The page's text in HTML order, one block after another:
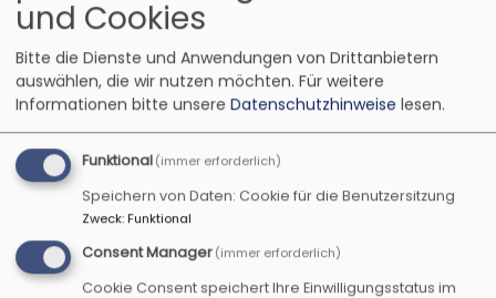
Startseite Aktuelles Programm
April-Juli 2026
und Cookies
Bitte die Dienste und Anwendungen von Drittanbietern
auswählen, die wir nutzen möchten. Für weitere
Informationen bitte unsere Datenschutzhinweise lesen.
Funktional(immer erforderlich)
Speichern von Daten: Cookie für die Benutzersitzung
Zweck:Funktional
Consent Manager(immer erforderlich)
Cookie Consent speichert Ihre Einwilligungsstatus im